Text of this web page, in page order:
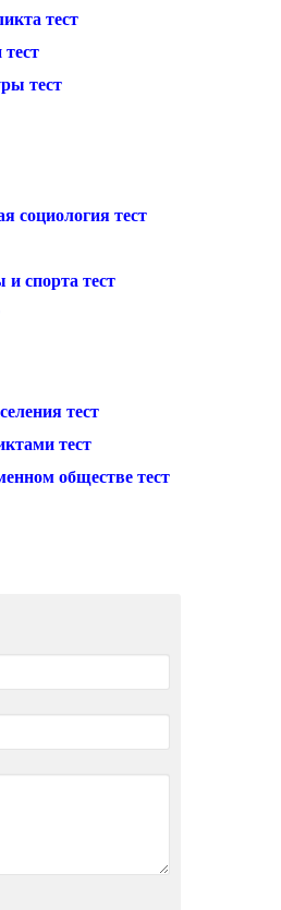
тест
тест
социология тест
спорта тест
тест
тест
обществе тест